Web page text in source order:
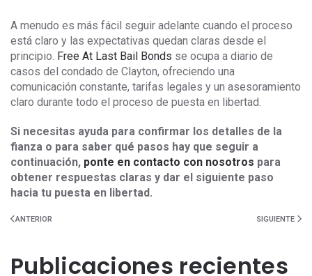
A menudo es más fácil seguir adelante cuando el proceso
está claro y las expectativas quedan claras desde el
principio. Free At Last Bail Bonds se ocupa a diario de
casos del condado de Clayton, ofreciendo una
comunicación constante, tarifas legales y un asesoramiento
claro durante todo el proceso de puesta en libertad.
Si necesitas ayuda para confirmar los detalles de la
fianza o para saber qué pasos hay que seguir a
continuación, ponte en contacto con nosotros para
obtener respuestas claras y dar el siguiente paso
hacia tu puesta en libertad.
ANTERIOR SIGUIENTE
Publicaciones recientes